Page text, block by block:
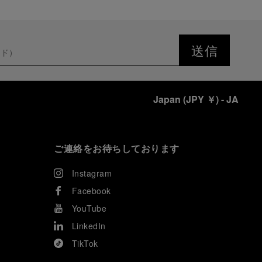
送信
Japan (JPY ￥)- JA
ご連絡をお待ちしております
Instagram
Facebook
YouTube
LinkedIn
TikTok